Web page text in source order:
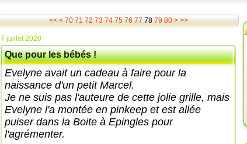
<< <10
20
30
40
50
60
70 71 72 73 74 75 76 77 78 79 8090
100
200
300
400
500
> >>
7 juillet 2020
Que pour les bébés !
Evelyne avait un cadeau à faire pour la
naissance d'un petit Marcel.
Je ne suis pas l'auteure de cette jolie grille, mais
Evelyne l'a montée en pinkeep et est allée
puiser dans la Boite à Epingles pour
l'agrémenter.